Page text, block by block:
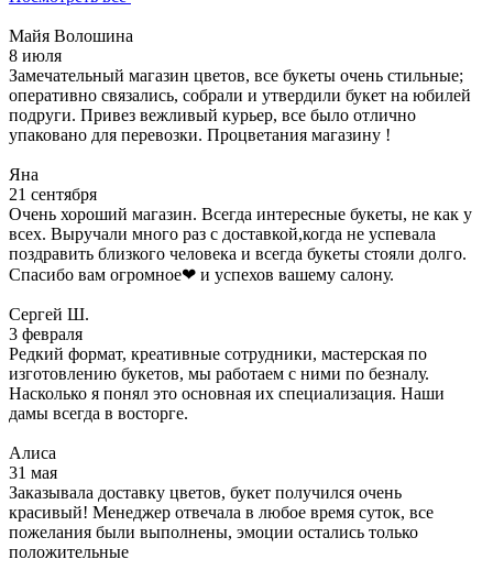
Майя Волошина
8 июля
Замечательный магазин цветов, все букеты очень стильные;
оперативно связались, собрали и утвердили букет на юбилей
подруги. Привез вежливый курьер, все было отлично
упаковано для перевозки. Процветания магазину !
Яна
21 сентября
Очень хороший магазин. Всегда интересные букеты, не как у
всех. Выручали много раз с доставкой,когда не успевала
поздравить близкого человека и всегда букеты стояли долго.
Спасибо вам огромное❤ и успехов вашему салону.
Сергей Ш.
3 февраля
Редкий формат, креативные сотрудники, мастерская по
изготовлению букетов, мы работаем с ними по безналу.
Насколько я понял это основная их специализация. Наши
дамы всегда в восторге.
Алиса
31 мая
Заказывала доставку цветов, букет получился очень
красивый! Менеджер отвечала в любое время суток, все
пожелания были выполнены, эмоции остались только
положительные